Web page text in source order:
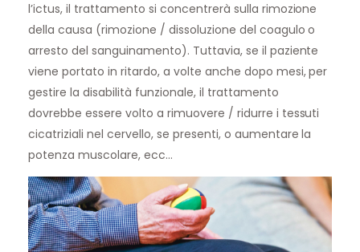
l’ictus, il trattamento si concentrerà sulla rimozione
della causa (rimozione / dissoluzione del coagulo o
arresto del sanguinamento). Tuttavia, se il paziente
viene portato in ritardo, a volte anche dopo mesi, per
gestire la disabilità funzionale, il trattamento
dovrebbe essere volto a rimuovere / ridurre i tessuti
cicatriziali nel cervello, se presenti, o aumentare la
potenza muscolare, ecc…